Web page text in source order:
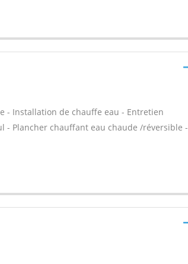
- Installation de chauffe eau - Entretien
- Plancher chauffant eau chaude /réversible -